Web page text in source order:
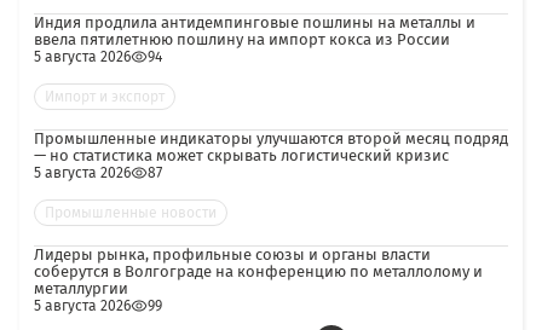
Индия продлила антидемпинговые пошлины на металлы и
ввела пятилетнюю пошлину на импорт кокса из России
5 августа 2026 94
Импорт и экспорт
Промышленные индикаторы улучшаются второй месяц подряд
— но статистика может скрывать логистический кризис
5 августа 2026 87
Промышленные новости
Лидеры рынка, профильные союзы и органы власти
соберутся в Волгограде на конференцию по металлолому и
металлургии
5 августа 2026 99